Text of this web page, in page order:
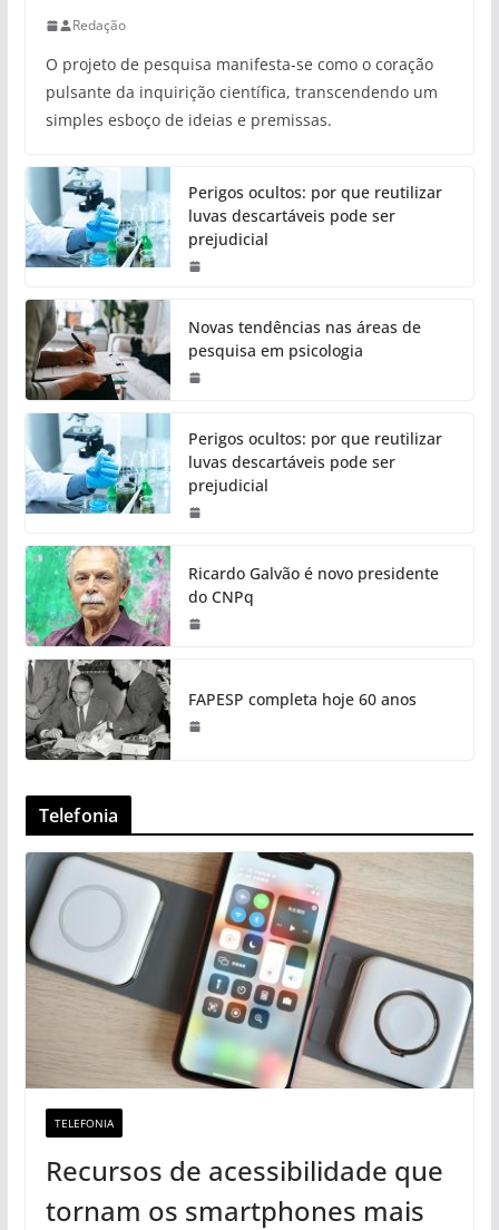
Redação
O projeto de pesquisa manifesta-se como o coração
pulsante da inquirição científica, transcendendo um
simples esboço de ideias e premissas.
Perigos ocultos: por que reutilizar
luvas descartáveis pode ser
prejudicial
Novas tendências nas áreas de
pesquisa em psicologia
Perigos ocultos: por que reutilizar
luvas descartáveis pode ser
prejudicial
Ricardo Galvão é novo presidente
do CNPq
FAPESP completa hoje 60 anos
Telefonia
TELEFONIA
Recursos de acessibilidade que
tornam os smartphones mais